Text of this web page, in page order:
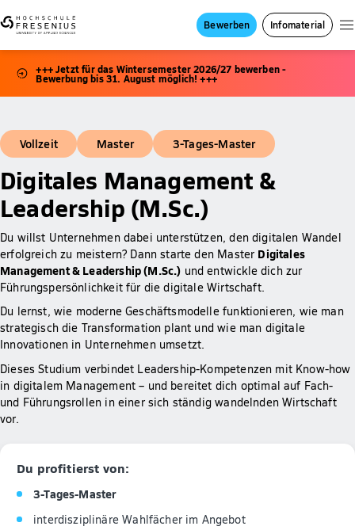
Bewerben Infomaterial
+++ Jetzt für das Wintersemester 2026/27 bewerben -
Bewerbung bis 31. August möglich! +++
Vollzeit Master 3-Tages-Master
Digitales Management &
Leadership (M.Sc.)
Du willst Unternehmen dabei unterstützen, den digitalen Wandel
erfolgreich zu meistern? Dann starte den Master Digitales
Management & Leadership (M.Sc.) und entwickle dich zur
Führungspersönlichkeit für die digitale Wirtschaft.
Du lernst, wie moderne Geschäftsmodelle funktionieren, wie man
strategisch die Transformation plant und wie man digitale
Innovationen in Unternehmen umsetzt.
Dieses Studium verbindet Leadership-Kompetenzen mit Know-how
in digitalem Management – und bereitet dich optimal auf Fach-
und Führungsrollen in einer sich ständig wandelnden Wirtschaft
vor.
Du profitierst von:
3-Tages-Master
interdisziplinäre Wahlfächer im Angebot